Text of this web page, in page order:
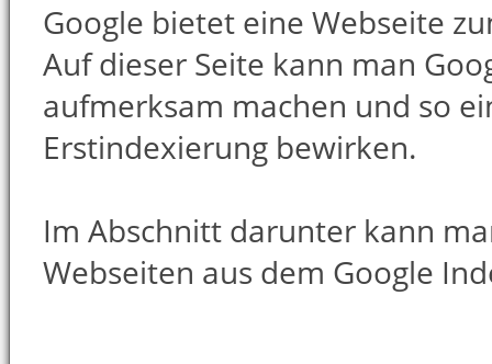
Google bietet eine Webseite
Auf dieser Seite kann man
aufmerksam machen und so
Erstindexierung bewirken.
Im Abschnitt darunter kann
Webseiten aus dem Google